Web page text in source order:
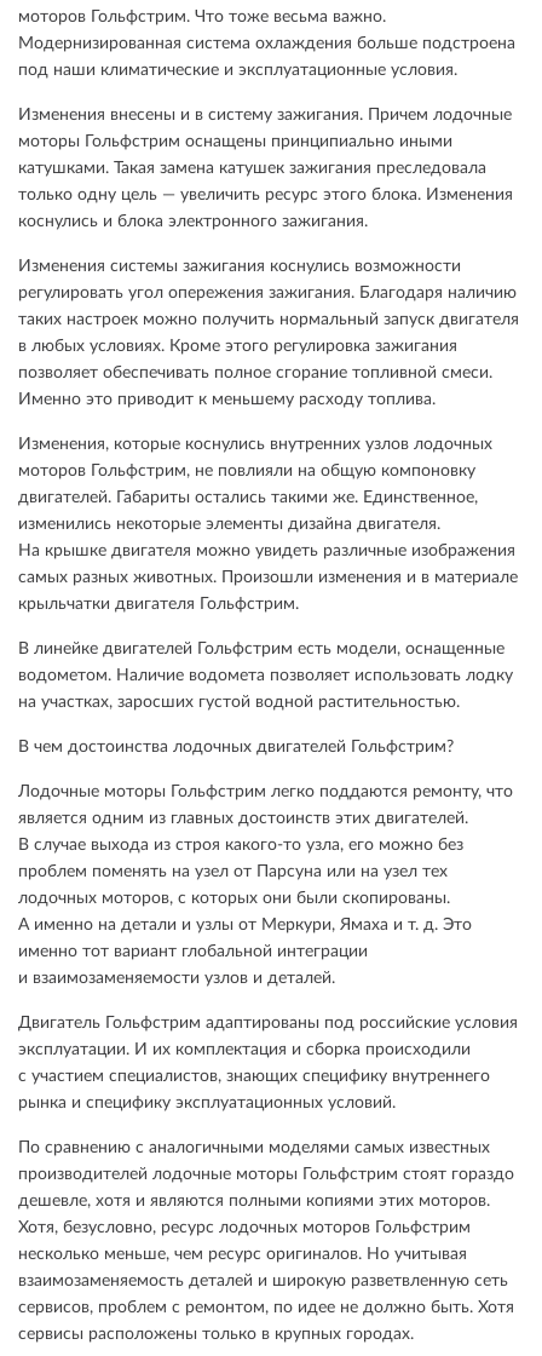
моторов Гольфстрим. Что тоже весьма важно.
Модернизированная система охлаждения больше подстроена
под наши климатические и эксплуатационные условия.
Изменения внесены и в систему зажигания. Причем лодочные
моторы Гольфстрим оснащены принципиально иными
катушками. Такая замена катушек зажигания преследовала
только одну цель — увеличить ресурс этого блока. Изменения
коснулись и блока электронного зажигания.
Изменения системы зажигания коснулись возможности
регулировать угол опережения зажигания. Благодаря наличию
таких настроек можно получить нормальный запуск двигателя
в любых условиях. Кроме этого регулировка зажигания
позволяет обеспечивать полное сгорание топливной смеси.
Именно это приводит к меньшему расходу топлива.
Изменения, которые коснулись внутренних узлов лодочных
моторов Гольфстрим, не повлияли на общую компоновку
двигателей. Габариты остались такими же. Единственное,
изменились некоторые элементы дизайна двигателя.
На крышке двигателя можно увидеть различные изображения
самых разных животных. Произошли изменения и в материале
крыльчатки двигателя Гольфстрим.
В линейке двигателей Гольфстрим есть модели, оснащенные
водометом. Наличие водомета позволяет использовать лодку
на участках, заросших густой водной растительностью.
В чем достоинства лодочных двигателей Гольфстрим?
Лодочные моторы Гольфстрим легко поддаются ремонту, что
является одним из главных достоинств этих двигателей.
В случае выхода из строя какого-то узла, его можно без
проблем поменять на узел от Парсуна или на узел тех
лодочных моторов, с которых они были скопированы.
А именно на детали и узлы от Меркури, Ямаха и т. д. Это
именно тот вариант глобальной интеграции
и взаимозаменяемости узлов и деталей.
Двигатель Гольфстрим адаптированы под российские условия
эксплуатации. И их комплектация и сборка происходили
с участием специалистов, знающих специфику внутреннего
рынка и специфику эксплуатационных условий.
По сравнению с аналогичными моделями самых известных
производителей лодочные моторы Гольфстрим стоят гораздо
дешевле, хотя и являются полными копиями этих моторов.
Хотя, безусловно, ресурс лодочных моторов Гольфстрим
несколько меньше, чем ресурс оригиналов. Но учитывая
взаимозаменяемость деталей и широкую разветвленную сеть
сервисов, проблем с ремонтом, по идее не должно быть. Хотя
сервисы расположены только в крупных городах.